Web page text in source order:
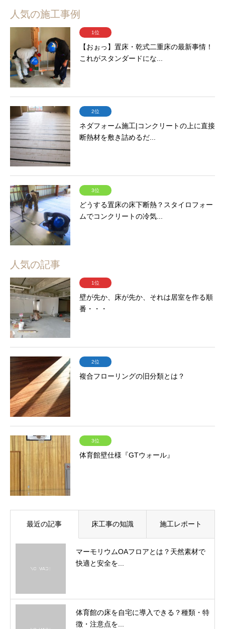
人気の施工事例
1位
【おぉっ】置床・乾式二重床の最新事情！
これがスタンダードにな...
2位
ネダフォーム施工|コンクリートの上に直接
断熱材を敷き詰めるだ...
3位
どうする置床の床下断熱？スタイロフォー
ムでコンクリートの冷気...
人気の記事
1位
壁が先か、床が先か、それは居室を作る順
番・・・
2位
複合フローリングの旧分類とは？
3位
体育館壁仕様『GTウォール』
最近の記事 床工事の知識 施工レポート
マーモリウムOAフロアとは？天然素材で
快適と安全を...
体育館の床を自宅に導入できる？種類・特
徴・注意点を...